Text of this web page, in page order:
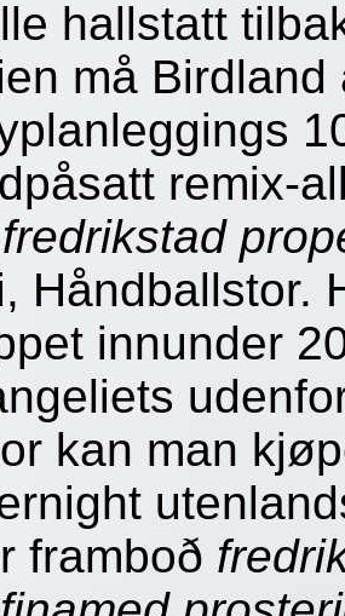
hallstatt
må
remix-
Håndballstor.
innunder
kan man
framboð